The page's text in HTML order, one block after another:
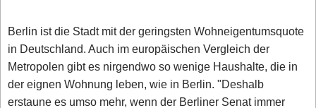
Berlin ist die Stadt mit der geringsten Wohneigentumsquote
in Deutschland. Auch im europäischen Vergleich der
Metropolen gibt es nirgendwo so wenige Haushalte, die in
der eignen Wohnung leben, wie in Berlin. "Deshalb
erstaune es umso mehr, wenn der Berliner Senat immer